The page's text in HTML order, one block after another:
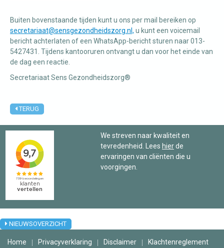
Buiten bovenstaande tijden kunt u ons per mail bereiken op
secretariaat@sensgezondheidszorg.nl, u kunt een voicemail
bericht achterlaten of een WhatsApp-bericht sturen naar 013-
5427431. Tijdens kantooruren ontvangt u dan voor het einde van
de dag een reactie.
Secretariaat Sens Gezondheidszorg®
TERUG
We streven naar kwaliteit en
tevredenheid. Lees hierde
ervaringen van cliënten die u
voorgingen.
NIEUWSOVERZICHT
Home Privacyverklaring Disclaimer Klachtenreglement